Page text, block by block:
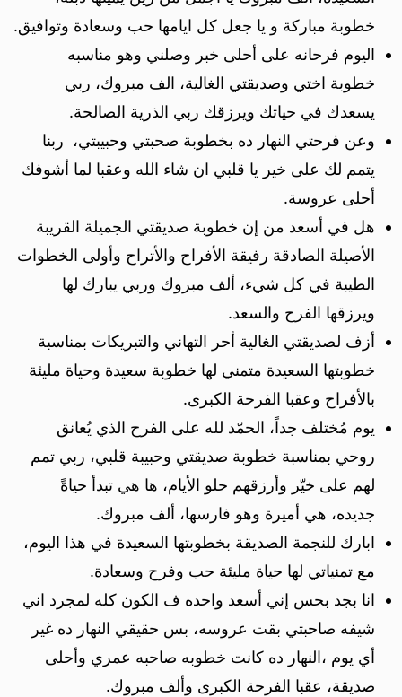
خطوبة مباركة و يا جعل كل ايامها حب وسعادة وتوافيق.
اليوم فرحانه على أحلى خبر وصلني وهو مناسبه
خطوبة اختي وصديقتي الغالية، الف مبروك، ربي
يسعدك في حياتك ويرزقك ربي الذرية الصالحة.
وعن فرحتي النهار ده بخطوبة صحبتي وحبيبتي، ربنا
يتمم لك على خير يا قلبي ان شاء الله وعقبا لما أشوفك
أحلى عروسة.
هل في أسعد من إن خطوبة صديقتي الجميلة القريبة
الأصيلة الصادقة رفيقة الأفراح والأتراح وأولى الخطوات
الطيبة في كل شيء، ألف مبروك وربي يبارك لها
ويرزقها الفرح والسعد.
أزف لصديقتي الغالية أحر التهاني والتبريكات بمناسبة
خطوبتها السعيدة متمني لها خطوبة سعيدة وحياة مليئة
بالأفراح وعقبا الفرحة الكبرى.
يوم مُختلف جداً، الحمّد لله على الفرح الذي يُعانق
روحي بمناسبة خطوبة صديقتي وحبيبة قلبي، ربي تمم
لهم على خيّر وأرزقهم حلو الأيام، ها هي تبدأ حياةً
جديده، هي أميرة وهو فارسها، ألف مبروك.
ابارك للنجمة الصديقة بخطوبتها السعيدة في هذا اليوم،
مع تمنياتي لها حياة مليئة حب وفرح وسعادة.
انا بجد بحس إني أسعد واحده ف الكون كله لمجرد اني
شيفه صاحبتي بقت عروسه، بس حقيقي النهار ده غير
أي يوم ،النهار ده كانت خطوبه صاحبه عمري وأحلى
صديقة، عقبا الفرحة الكبرى وألف مبروك.